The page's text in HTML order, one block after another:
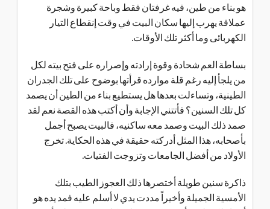
هو بناء من طين، فيه غرفتان فقط وباحة كبيرة وشجرة
عملاقة يهرب إليها سكان البيت في وقت إنقطاع التيار
الكهربائى وما أكثر تلك الأوقات.
بساطة العم شحادة وقوة إرادته وإصراره على فتح بيته لكل
من يلجأ إليه رغم قلة موارده قرأتها بوضوح على تلك الجدران
الطينية، وتساءلت بعدها هل يستطيع بناء من الطين أن يصمد
كل تلك السنين؟ فأتتني الإجابة وأن أكتب هذه القصة نعم لقد
صمد ذلك البيت وصمد معه ساكنيه، فالبيت يصبح أجمل
بأصحابه، هذا المثل أدركته حقيقة في هذه الحكاية. تخرج
الأولاد من أفضل الجامعات وتزوجت الفتيات.
ذاكرة سنين طويلة أختصرها ذلك العجوز الطيب بتلك
الأمسية الجميلة وأخيراً مددت يدي لا أسلم عليه فمد يده هو